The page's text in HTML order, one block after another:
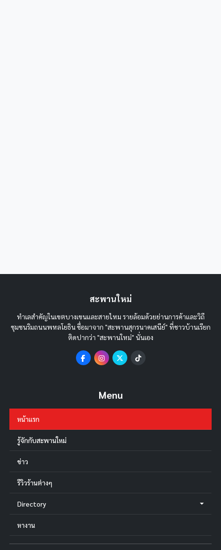
สะพานใหม่
ทำเลสำคัญในเขตบางเขนและสายไหม รายล้อมด้วยย่านการค้าและวิถี
ชุมชนริมถนนพหลโยธิน ชื่อมาจาก "สะพานสุกรนาคเสนีย์" ที่ชาวบ้านเรียก
ติดปากว่า "สะพานใหม่" นั่นเอง
Menu
หน้าแรก
รู้จักกับสะพานใหม่
ข่าว
รีวิวร้านต่างๆ
Directory
หางาน